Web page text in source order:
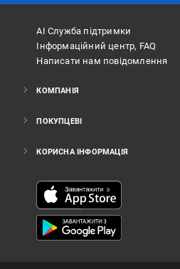
АІ Служба підтримки
Інформаційний центр, FAQ
Написати нам повідомлення
КОМПАНІЯ
ПОКУПЦЕВІ
КОРИСНА ІНФОРМАЦІЯ